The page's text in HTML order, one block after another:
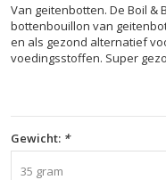
Van geitenbotten. De Boil &
bottenbouillon van
en als gezond alternatief
voedingsstoffen. Super
Gewicht: *
35 gram